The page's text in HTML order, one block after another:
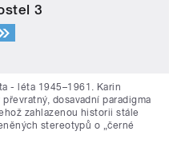
3
- léta 1945–1961. Karin
dosavadní paradigma
zahlazenou historii stále
stereotypů o „černé